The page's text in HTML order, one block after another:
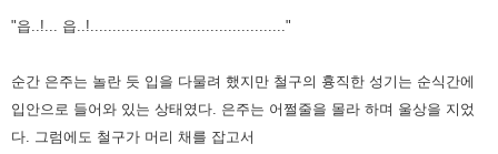
"읍..!... 읍..!............................................"
순간 은주는 놀란 듯 입을 다물려 했지만 철구의 흉직한 성기는 순식간에
입안으로 들어와 있는 상태였다. 은주는 어쩔줄을 몰라 하며 울상을 지었
다. 그럼에도 철구가 머리 채를 잡고서